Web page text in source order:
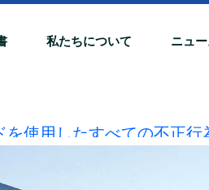
私たちについて ニュ
を使用したすべての不正
す。20240510